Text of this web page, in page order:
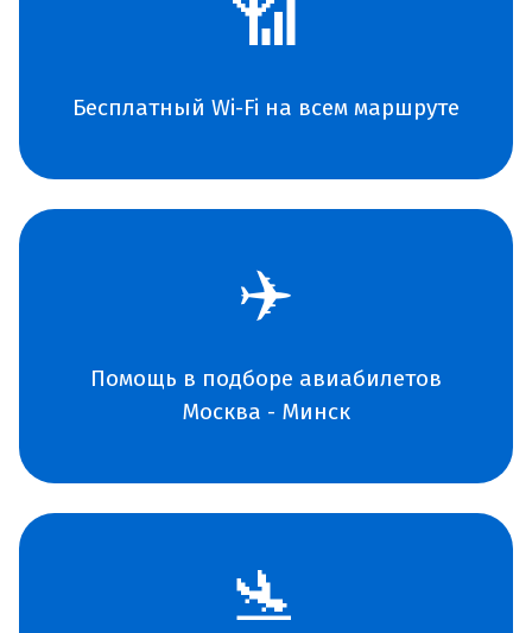
📶
Бесплатный Wi-Fi на всем маршруте
✈️
Помощь в подборе авиабилетов
Москва - Минск
🛬